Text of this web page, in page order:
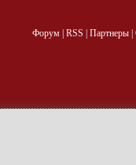
Форум| RSS Партнеры|